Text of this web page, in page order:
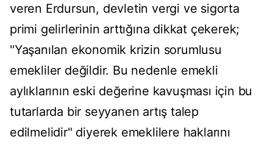
veren Erdursun, devletin vergi ve sigorta
primi gelirlerinin arttığına dikkat çekerek;
"Yaşanılan ekonomik krizin sorumlusu
emekliler değildir. Bu nedenle emekli
aylıklarının eski değerine kavuşması için bu
tutarlarda bir seyyanen artış talep
edilmelidir" diyerek emeklilere haklarını